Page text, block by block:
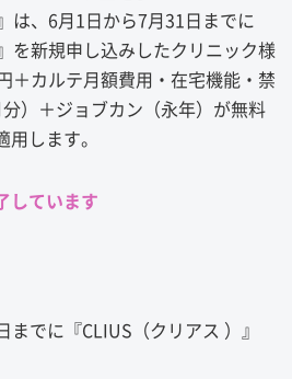
は、6月1日から7月31日までに
を新規申し込みしたクリニック様
＋カルテ月額費用・在宅機能・禁
）＋ジョブカン（永年）が無料
用します。
しています
でに『CLIUS（クリアス ）』